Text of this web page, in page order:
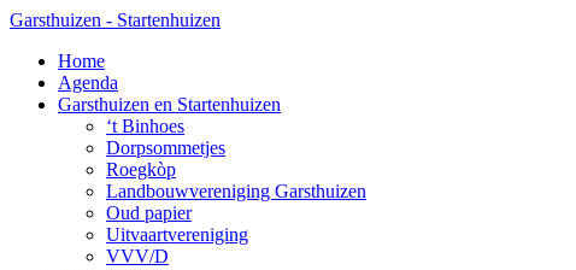
Skip
main
content
Garsthuizen - Startenhuizen
search
Menu
Home
Agenda
Garsthuizen en Startenhuizen
‘t Binhoes
Dorpsommetjes
Roegkòp
Landbouwvereniging Garsthuizen
Oud papier
Uitvaartvereniging
VVV/D